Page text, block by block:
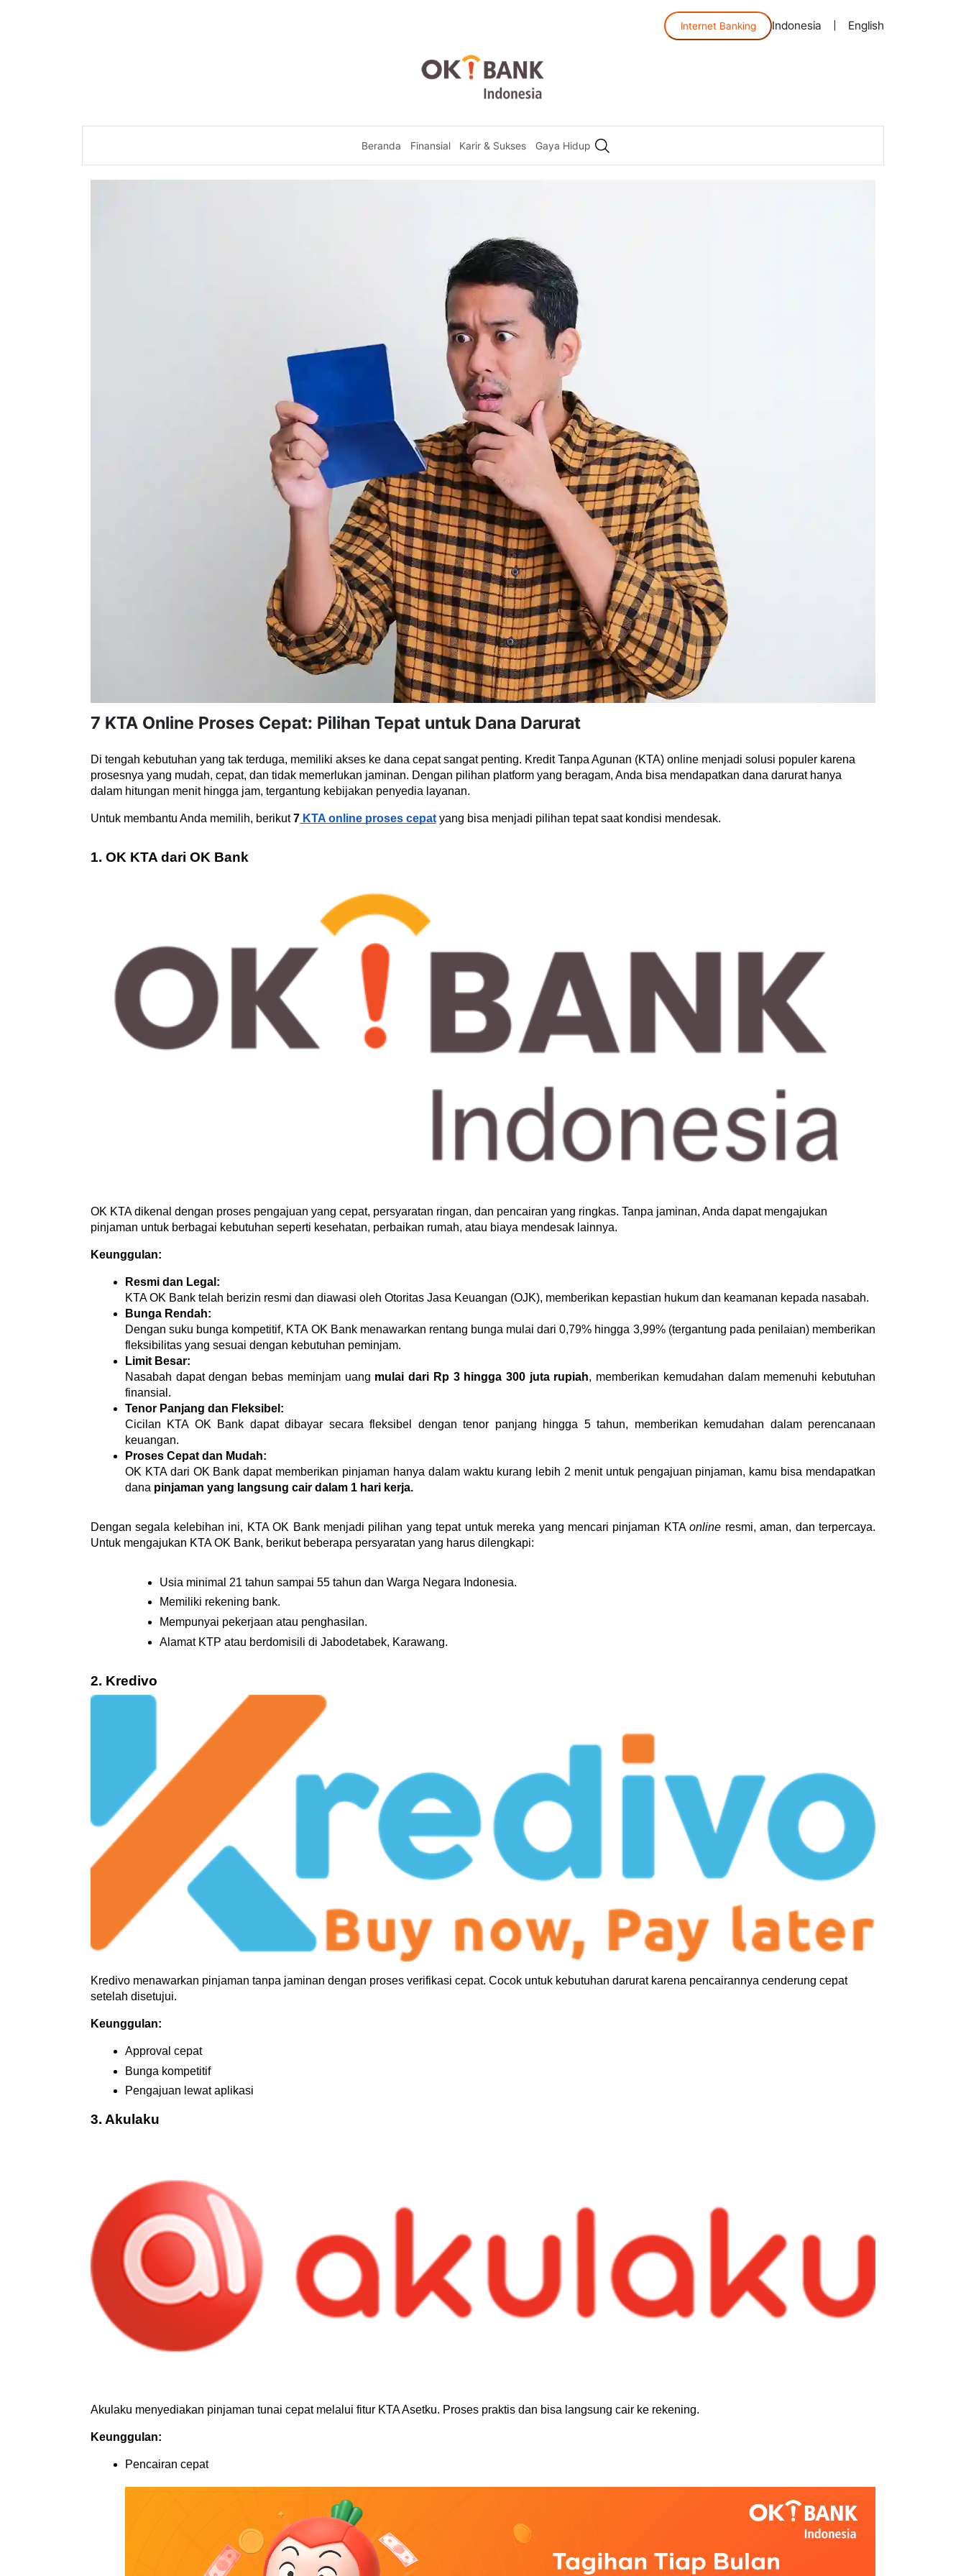
Internet Banking Indonesia English
Beranda Finansial Karir & Sukses Gaya Hidup
7 KTA Online Proses Cepat: Pilihan Tepat untuk Dana Darurat
Di tengah kebutuhan yang tak terduga, memiliki akses ke dana cepat sangat penting. Kredit Tanpa Agunan (KTA) online menjadi solusi populer karena
prosesnya yang mudah, cepat, dan tidak memerlukan jaminan. Dengan pilihan platform yang beragam, Anda bisa mendapatkan dana darurat hanya
dalam hitungan menit hingga jam, tergantung kebijakan penyedia layanan.
Untuk membantu Anda memilih, berikut 7 KTA online proses cepat yang bisa menjadi pilihan tepat saat kondisi mendesak.
1. OK KTA dari OK Bank
OK KTA dikenal dengan proses pengajuan yang cepat, persyaratan ringan, dan pencairan yang ringkas. Tanpa jaminan, Anda dapat mengajukan
pinjaman untuk berbagai kebutuhan seperti kesehatan, perbaikan rumah, atau biaya mendesak lainnya.
Keunggulan:
Resmi dan Legal:
KTA OK Bank telah berizin resmi dan diawasi oleh Otoritas Jasa Keuangan (OJK), memberikan kepastian hukum dan keamanan kepada nasabah.
Bunga Rendah:
Dengan suku bunga kompetitif, KTA OK Bank menawarkan rentang bunga mulai dari 0,79% hingga 3,99% (tergantung pada penilaian) memberikan
fleksibilitas yang sesuai dengan kebutuhan peminjam.
Limit Besar:
Nasabah dapat dengan bebas meminjam uang mulai dari Rp 3 hingga 300 juta rupiah, memberikan kemudahan dalam memenuhi kebutuhan
finansial.
Tenor Panjang dan Fleksibel:
Cicilan KTA OK Bank dapat dibayar secara fleksibel dengan tenor panjang hingga 5 tahun, memberikan kemudahan dalam perencanaan
keuangan.
Proses Cepat dan Mudah:
OK KTA dari OK Bank dapat memberikan pinjaman hanya dalam waktu kurang lebih 2 menit untuk pengajuan pinjaman, kamu bisa mendapatkan
dana pinjaman yang langsung cair dalam 1 hari kerja.
Dengan segala kelebihan ini, KTA OK Bank menjadi pilihan yang tepat untuk mereka yang mencari pinjaman KTA online resmi, aman, dan terpercaya.
Untuk mengajukan KTA OK Bank, berikut beberapa persyaratan yang harus dilengkapi:
Usia minimal 21 tahun sampai 55 tahun dan Warga Negara Indonesia.
Memiliki rekening bank.
Mempunyai pekerjaan atau penghasilan.
Alamat KTP atau berdomisili di Jabodetabek, Karawang.
2. Kredivo
Kredivo menawarkan pinjaman tanpa jaminan dengan proses verifikasi cepat. Cocok untuk kebutuhan darurat karena pencairannya cenderung cepat
setelah disetujui.
Keunggulan:
Approval cepat
Bunga kompetitif
Pengajuan lewat aplikasi
3. Akulaku
Akulaku menyediakan pinjaman tunai cepat melalui fitur KTA Asetku. Proses praktis dan bisa langsung cair ke rekening.
Keunggulan:
Pencairan cepat